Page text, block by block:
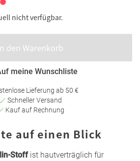
nicht verfügbar.
den Warenkorb
meine Wunschliste
Lieferung ab 50 €
Schneller Versand
Kauf auf Rechnung
auf einen Blick
Stoffist hautverträglich für